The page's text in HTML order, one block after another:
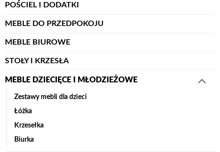
POŚCIEL I DODATKI
MEBLE DO PRZEDPOKOJU
MEBLE BIUROWE
STOŁY I KRZESŁA
MEBLE DZIECIĘCE I MŁODZIEŻOWE
Zestawy mebli dla dzieci
Łóżka
Krzesełka
Biurka